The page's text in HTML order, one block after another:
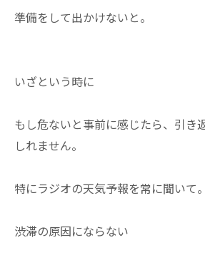
準備をして出かけないと。
いざという時に
もし危ないと事前に感じたら、引き
しれません。
特にラジオの天気予報を常に聞いて。
渋滞の原因にならない